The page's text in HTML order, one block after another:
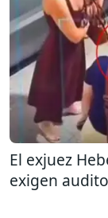
El exjuez
exigen